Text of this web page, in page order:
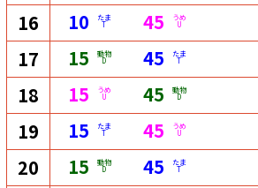
16 10 たま
T 45 うめ
U
17 15 動物
D 45 たま
T
18 15 うめ
U 45 動物
D
19 15 たま
T 45 うめ
U
20 15 動物
D 45 たま
T